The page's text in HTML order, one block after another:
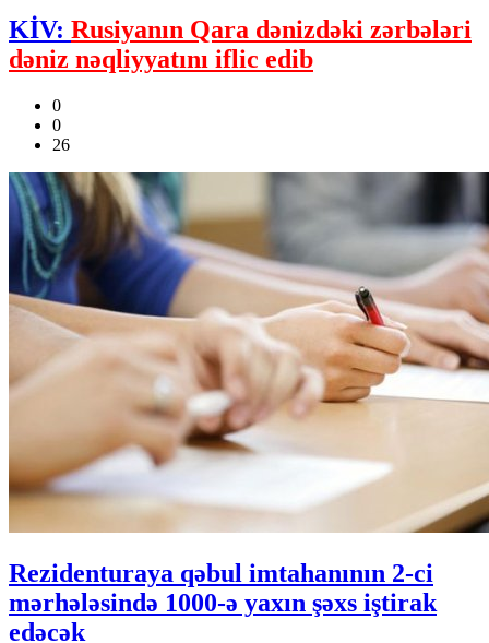
KİV: Rusiyanın Qara dənizdəki zərbələri
dəniz nəqliyyatını iflic edib
0
0
26
Rezidenturaya qəbul imtahanının 2-ci
mərhələsində 1000-ə yaxın şəxs iştirak
edəcək